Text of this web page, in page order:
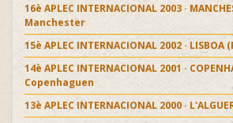
16è APLEC INTERNACIONAL 2003 ·
Manchester
15è APLEC INTERNACIONAL 2002 ·
14è APLEC INTERNACIONAL 2001 ·
Copenhaguen
13è APLEC INTERNACIONAL 2000 ·